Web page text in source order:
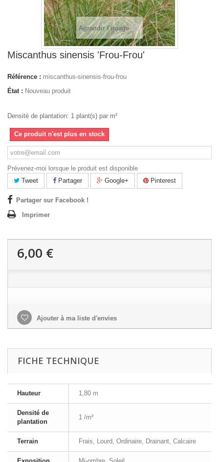
Agrandir l'image
Miscanthus sinensis 'Frou-Frou'
Référence : miscanthus-sinensis-frou-frou
État : Nouveau produit
Densité de plantation: 1 plant(s) par m²
Ce produit n'est plus en stock
Prévenez-moi lorsque le produit est disponible
Tweet
Partager Google+ Pinterest
Partager sur Facebook !
Imprimer
6,00 €
Ajouter à ma liste d'envies
FICHE TECHNIQUE
Hauteur 1,80 m
Densité de
plantation
1 /m²
Terrain Frais, Lourd, Ordinaire, Drainant, Calcaire